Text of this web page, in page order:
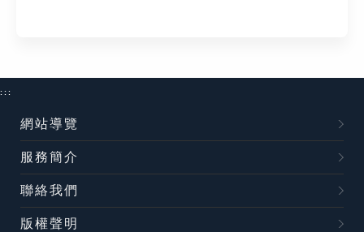
:::
網站導覽
服務簡介
聯絡我們
版權聲明